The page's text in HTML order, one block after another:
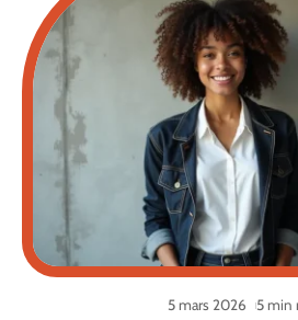
5 mars 2026 5 min